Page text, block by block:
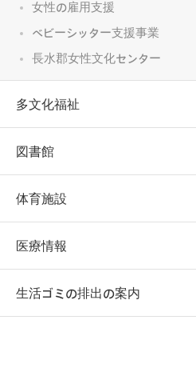
女性の雇用支援
ベビーシッター支援事業
長水郡女性文化センター
多文化福祉
図書館
体育施設
医療情報
生活ゴミの排出の案内